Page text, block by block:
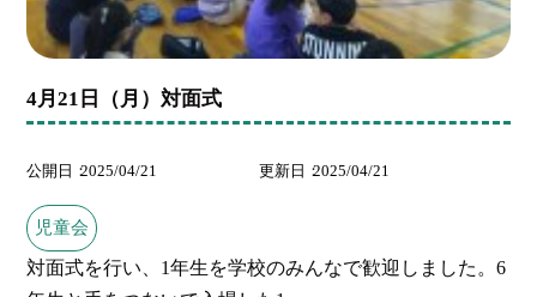
4月21日（月）対面式
公開日 2025/04/21 更新日 2025/04/21
児童会
対面式を行い、1年生を学校のみんなで歓迎しました。6